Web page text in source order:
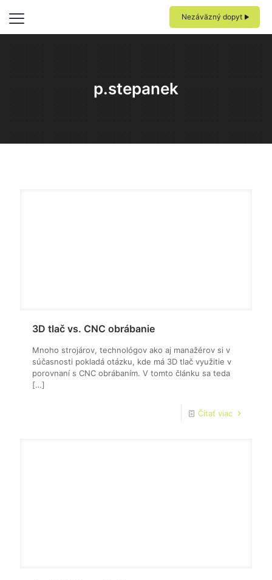
Nezáväzný dopyt
p.stepanek
3D tlač vs. CNC obrábanie
Mnoho strojárov, technológov ako aj manažérov si v
súčasnosti pokladá otázku, kde má 3D tlač využitie v
porovnaní s CNC obrábaním. V tomto článku sa teda
[…]
Čítať viac